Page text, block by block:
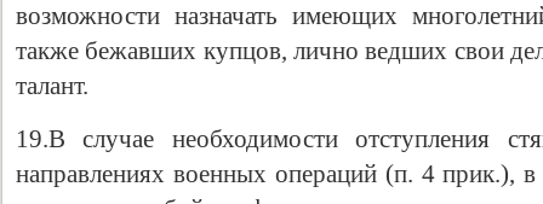
возможности назначать имеющих
также бежавших купцов, лично ведших свои
талант.
19.В случае необходимости отступления
направлениях военных операций (п. 4 прик.),